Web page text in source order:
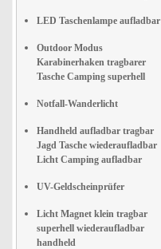
LED Taschenlampe aufladbar
Outdoor Modus
Karabinerhaken tragbarer
Tasche Camping superhell
Notfall-Wanderlicht
Handheld aufladbar tragbar
Jagd Tasche wiederaufladbar
Licht Camping aufladbar
UV-Geldscheinprüfer
Licht Magnet klein tragbar
superhell wiederaufladbar
handheld